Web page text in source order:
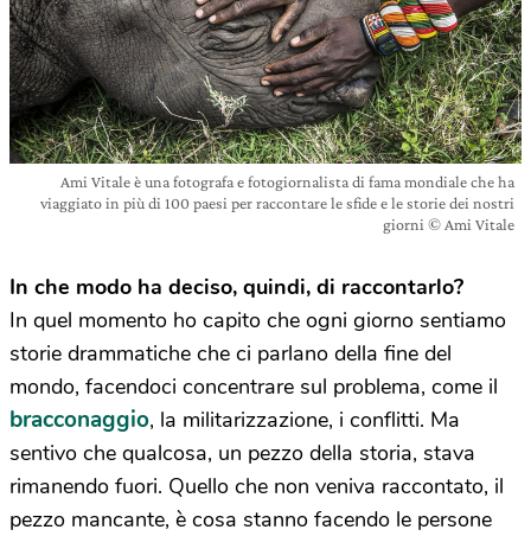
Ami Vitale è una fotografa e fotogiornalista di fama mondiale che ha
viaggiato in più di 100 paesi per raccontare le sfide e le storie dei nostri
giorni © Ami Vitale
In che modo ha deciso, quindi, di raccontarlo?
In quel momento ho capito che ogni giorno sentiamo
storie drammatiche che ci parlano della fine del
mondo, facendoci concentrare sul problema, come il
bracconaggio, la militarizzazione, i conflitti. Ma
sentivo che qualcosa, un pezzo della storia, stava
rimanendo fuori. Quello che non veniva raccontato, il
pezzo mancante, è cosa stanno facendo le persone